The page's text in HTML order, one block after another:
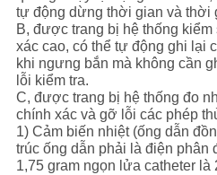
tự động dừng thời gian và thời
B, được trang bị hệ thống
xác cao, có thể tự động ghi lại
khi ngưng bắn mà không cần
lỗi kiểm tra.
C, được trang bị hệ thống đo
chính xác và gỡ lỗi các phép
1) Cảm biến nhiệt (ống dẫn
trúc ống dẫn phải là điện phân
1,75 gram ngọn lửa catheter